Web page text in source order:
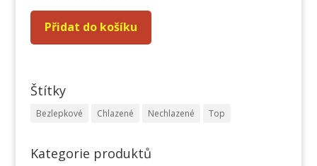
Přidat do košíku
Štítky
Bezlepkové Chlazené Nechlazené Top
Kategorie produktů